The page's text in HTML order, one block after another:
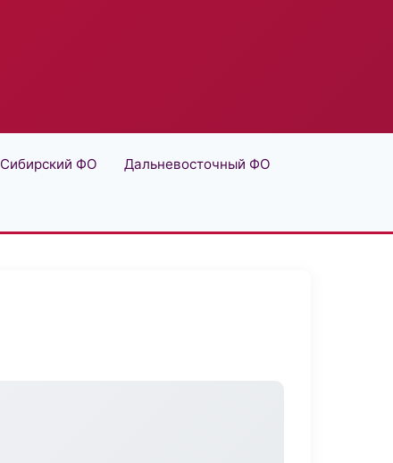
Сибирский ФО Дальневосточный ФО